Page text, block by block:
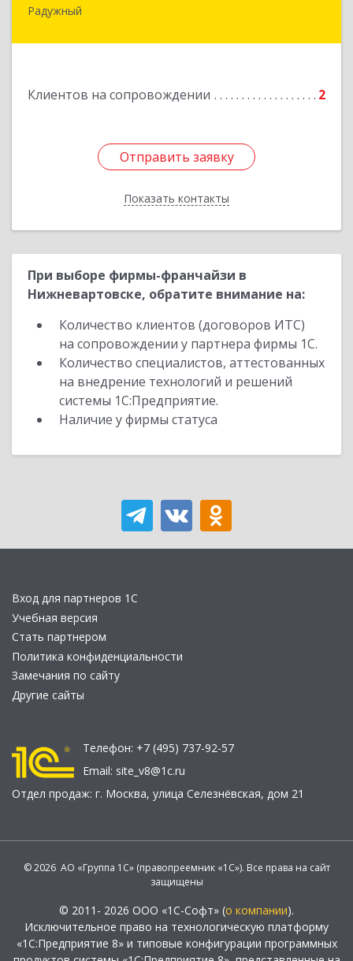
Радужный
Клиентов на сопровождении 2
Отправить заявку
Показать контакты
628464, ХМАО-Югра, г. Радужный, 1 мкн.,
Отправить заявку
Назад
При выборе фирмы-франчайзи в
Нижневартовске, обратите внимание на:
Количество клиентов (договоров ИТС)
на сопровождении у партнера фирмы 1С.
Количество специалистов, аттестованных
на внедрение технологий и решений
системы 1С:Предприятие.
Наличие у фирмы статуса
Вход для партнеров 1С
Учебная версия
Стать партнером
Политика конфиденциальности
Замечания по сайту
Другие сайты
Телефон: +7 (495) 737-92-57
Email: site_v8@1c.ru
Отдел продаж: г. Москва, улица Селезнёвская, дом 21
© 2026 АО «Группа 1С» (правопреемник «1С»). Все права на сайт
защищены
© 2011- 2026 ООО «1С-Софт» (о компании).
Исключительное право на технологическую платформу
«1С:Предприятие 8» и типовые конфигурации программных